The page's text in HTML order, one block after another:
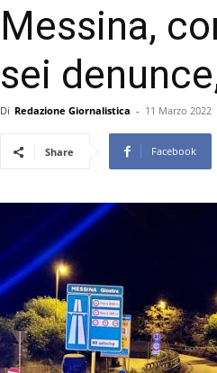
Messina,
sei
Di Redazione Giornalistica - 11 Marzo 2022
Share Facebook